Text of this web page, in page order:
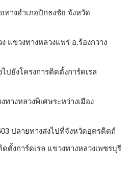
ทางอำเภอปักธงชัย จังหวัด
แขวงทางหลวงแพร่ อ.ร้องกวาง
ปยังโครงการติดตั้งการ์ดเรล
างหลวงพิเศษระหว่างเมือง
ปลายทางส่งไปที่จังหวัดอุตรดิตถ์
ตั้งการ์ดเรล แขวงทางหลวงเพชรบุรี